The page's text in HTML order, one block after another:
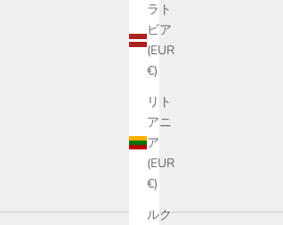
ラト
ビア
(EUR
€)
リト
アニ
ア
(EUR
€)
ルク